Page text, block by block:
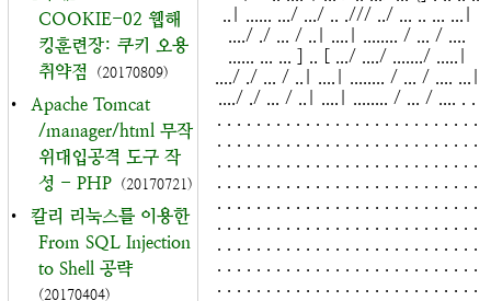
COOKIE-02 웹해
킹훈련장: 쿠키 오용
취약점
(20170809)
•
Apache Tomcat
/manager/html 무작
위대입공격 도구 작
성 - PHP (20170721)
•
칼리 리눅스를 이용한
From SQL Injection
to Shell 공략
(20170404)
..| ...... .../ .../ .. ./// ../ ... .. ... ...|
..../ ./ ... / ..| ....| ........ / ... / ....
...... ... ... ] .. [ .../ ..../ ......./ .....|
..../ ./ ... / ..| ....| ........ / ... / .... ...|
..../ ./ ... / ..| ....| ........ / ... / .... . .
. . . . . . . . . . . . . . . . . . . . . . . . . . .
. . . . . . . . . . . . . . . . . . . . . . . . . . .
. . . . . . . . . . . . . . . . . . . . . . . . . . .
. . . . . . . . . . . . . . . . . . . . . . . . . . .
. . . . . . . . . . . . . . . . . . . . . . . . . . .
. . . . . . . . . . . . . . . . . . . . . . . . . . .
. . . . . . . . . . . . . . . . . . . . . . . . . . .
. . . . . . . . . . . . . . . . . . . . . . . . . . .
. . . . . . . . . . . . . . . . . . . . . . . . . . .